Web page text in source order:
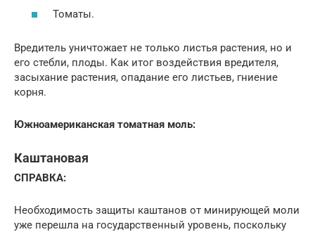
Томаты.
Вредитель уничтожает не только листья растения, но и
его стебли, плоды. Как итог воздействия вредителя,
засыхание растения, опадание его листьев, гниение
корня.
Южноамериканская томатная моль:
Каштановая
СПРАВКА:
Необходимость защиты каштанов от минирующей моли
уже перешла на государственный уровень, поскольку